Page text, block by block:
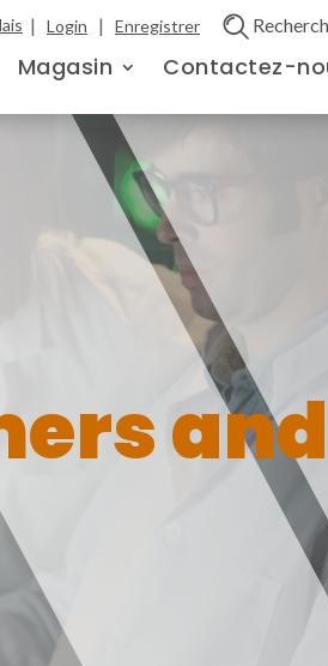
| Login | Enregistrer
Magasin Contactez-
and